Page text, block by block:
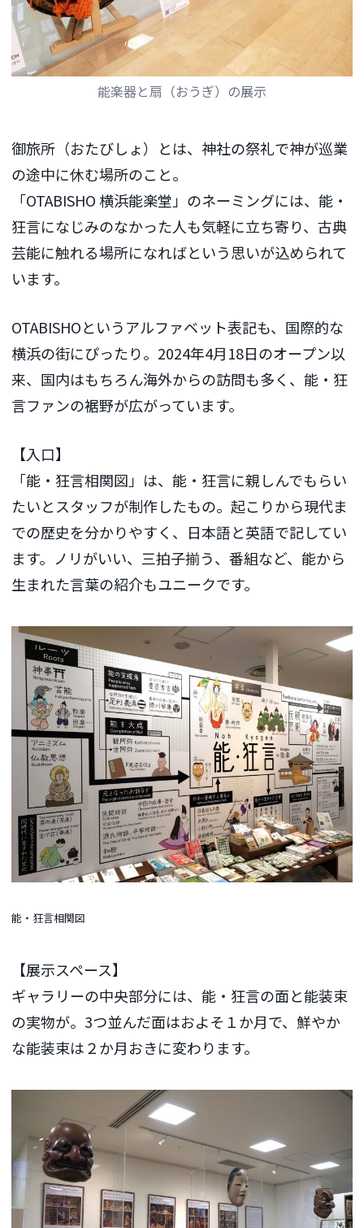
能楽器と扇（おうぎ）の展示
御旅所（おたびしょ）とは、神社の祭礼で神が巡業
の途中に休む場所のこと。
「OTABISHO 横浜能楽堂」のネーミングには、能・
狂言になじみのなかった人も気軽に立ち寄り、古典
芸能に触れる場所になればという思いが込められて
います。
OTABISHOというアルファベット表記も、国際的な
横浜の街にぴったり。2024年4月18日のオープン以
来、国内はもちろん海外からの訪問も多く、能・狂
言ファンの裾野が広がっています。
【入口】
「能・狂言相関図」は、能・狂言に親しんでもらい
たいとスタッフが制作したもの。起こりから現代ま
での歴史を分かりやすく、日本語と英語で記してい
ます。ノリがいい、三拍子揃う、番組など、能から
生まれた言葉の紹介もユニークです。
能・狂言相関図
【展示スペース】
ギャラリーの中央部分には、能・狂言の面と能装束
の実物が。3つ並んだ面はおよそ１か月で、鮮やか
な能装束は２か月おきに変わります。